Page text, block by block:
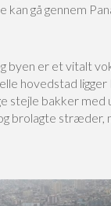
kan gå gennem
byen er et vitalt
hovedstad
stejle bakker
brolagte stræder,